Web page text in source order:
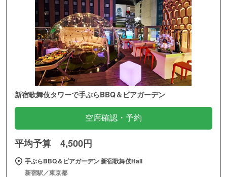
新宿歌舞伎タワーで手ぶらBBQ＆ビアガーデン
空席確認・予約
平均予算 4,500円
手ぶらBBQ＆ビアガーデン 新宿歌舞伎Hall
新宿駅／東京都